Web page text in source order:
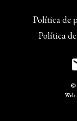
Política de
Política
©